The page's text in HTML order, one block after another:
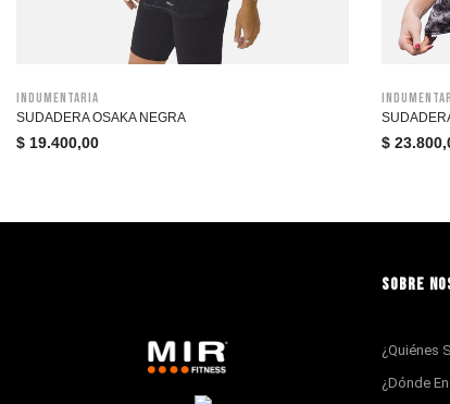
Indumentaria
SUDADERA OSAKA NEGRA
$ 19.400,00 $
SOBRE
¿Quiénes
¿Dónde